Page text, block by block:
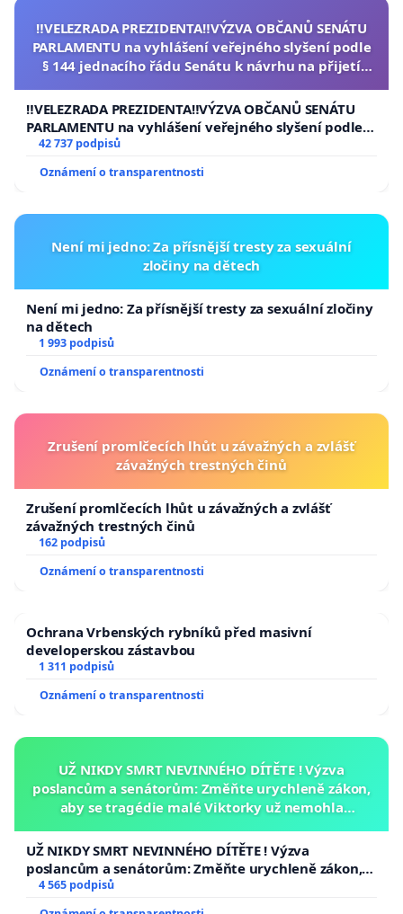
‼️VELEZRADA PREZIDENTA‼️VÝZVA OBČANŮ SENÁTU
PARLAMENTU na vyhlášení veřejného slyšení podle
§ 144 jednacího řádu Senátu k návrhu na přijetí
republiky
‼️VELEZRADA PREZIDENTA‼️VÝZVA OBČANŮ SENÁTU
PARLAMENTU na vyhlášení veřejného slyšení podle §
144 jednacího řádu Senátu k návrhu na přijetí
republiky
42 737 podpisů
Oznámení o transparentnosti
Není mi jedno: Za přísnější tresty za sexuální
zločiny na dětech
Není mi jedno: Za přísnější tresty za sexuální zločiny
na dětech
1 993 podpisů
Oznámení o transparentnosti
Zrušení promlčecích lhůt u závažných a zvlášť
závažných trestných činů
Zrušení promlčecích lhůt u závažných a zvlášť
závažných trestných činů
162 podpisů
Oznámení o transparentnosti
Ochrana Vrbenských rybníků před masivní
developerskou zástavbou
1 311 podpisů
Oznámení o transparentnosti
UŽ NIKDY SMRT NEVINNÉHO DÍTĚTE ! Výzva
poslancům a senátorům: Změňte urychleně zákon,
aby se tragédie malé Viktorky už nemohla
UŽ NIKDY SMRT NEVINNÉHO DÍTĚTE ! Výzva
poslancům a senátorům: Změňte urychleně zákon,
aby se tragédie malé Viktorky už nemohla opakovat!
4 565 podpisů